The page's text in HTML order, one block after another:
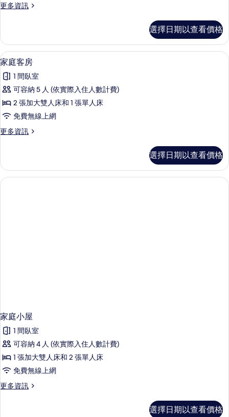
更多資訊
更
四
人
房
的
詳
情
選擇日期以查看價格
顯
示
家
庭
客
的
有
相
客房內保險箱、書桌、筆電工作空間
1
家庭客房
1 間臥室
可容納 5 人 (依實際入住人數計費)
2 張加大雙人床和 1 張單人床
免費無線上網
更多資訊
更
客
房
的
選擇日期以查看價格
家庭小屋
1 間臥室
可容納 4 人 (依實際入住人數計費)
1 張加大雙人床和 2 張單人床
免費無線上網
更多資訊
更
選擇日期以查看價格